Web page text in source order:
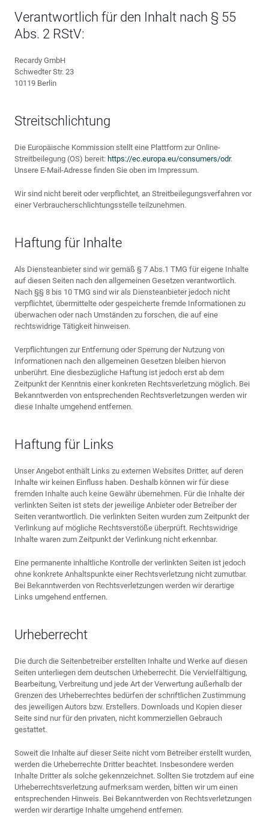
Verantwortlich für den Inhalt nach § 55
Abs. 2 RStV:
Recardy GmbH
Schwedter Str. 23
10119 Berlin
Streitschlichtung
Die Europäische Kommission stellt eine Plattform zur Online-
Streitbeilegung (OS) bereit: https://ec.europa.eu/consumers/odr.
Unsere E-Mail-Adresse finden Sie oben im Impressum.
Wir sind nicht bereit oder verpflichtet, an Streitbeilegungsverfahren vor
einer Verbraucherschlichtungsstelle teilzunehmen.
Haftung für Inhalte
Als Diensteanbieter sind wir gemäß § 7 Abs.1 TMG für eigene Inhalte
auf diesen Seiten nach den allgemeinen Gesetzen verantwortlich.
Nach §§ 8 bis 10 TMG sind wir als Diensteanbieter jedoch nicht
verpflichtet, übermittelte oder gespeicherte fremde Informationen zu
überwachen oder nach Umständen zu forschen, die auf eine
rechtswidrige Tätigkeit hinweisen.
Verpflichtungen zur Entfernung oder Sperrung der Nutzung von
Informationen nach den allgemeinen Gesetzen bleiben hiervon
unberührt. Eine diesbezügliche Haftung ist jedoch erst ab dem
Zeitpunkt der Kenntnis einer konkreten Rechtsverletzung möglich. Bei
Bekanntwerden von entsprechenden Rechtsverletzungen werden wir
diese Inhalte umgehend entfernen.
Haftung für Links
Unser Angebot enthält Links zu externen Websites Dritter, auf deren
Inhalte wir keinen Einfluss haben. Deshalb können wir für diese
fremden Inhalte auch keine Gewähr übernehmen. Für die Inhalte der
verlinkten Seiten ist stets der jeweilige Anbieter oder Betreiber der
Seiten verantwortlich. Die verlinkten Seiten wurden zum Zeitpunkt der
Verlinkung auf mögliche Rechtsverstöße überprüft. Rechtswidrige
Inhalte waren zum Zeitpunkt der Verlinkung nicht erkennbar.
Eine permanente inhaltliche Kontrolle der verlinkten Seiten ist jedoch
ohne konkrete Anhaltspunkte einer Rechtsverletzung nicht zumutbar.
Bei Bekanntwerden von Rechtsverletzungen werden wir derartige
Links umgehend entfernen.
Urheberrecht
Die durch die Seitenbetreiber erstellten Inhalte und Werke auf diesen
Seiten unterliegen dem deutschen Urheberrecht. Die Vervielfältigung,
Bearbeitung, Verbreitung und jede Art der Verwertung außerhalb der
Grenzen des Urheberrechtes bedürfen der schriftlichen Zustimmung
des jeweiligen Autors bzw. Erstellers. Downloads und Kopien dieser
Seite sind nur für den privaten, nicht kommerziellen Gebrauch
gestattet.
Soweit die Inhalte auf dieser Seite nicht vom Betreiber erstellt wurden,
werden die Urheberrechte Dritter beachtet. Insbesondere werden
Inhalte Dritter als solche gekennzeichnet. Sollten Sie trotzdem auf eine
Urheberrechtsverletzung aufmerksam werden, bitten wir um einen
entsprechenden Hinweis. Bei Bekanntwerden von Rechtsverletzungen
werden wir derartige Inhalte umgehend entfernen.